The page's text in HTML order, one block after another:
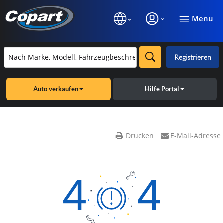
Menu
Registrieren
Auto verkaufen Hilfe Portal
Drucken E-Mail-Adresse